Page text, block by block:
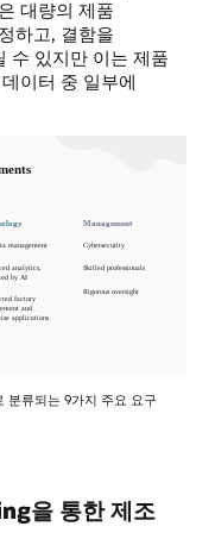
대량의 제품
하고, 결함을
수 있지만 이는 제품
이터 중 일부에
분류되는 9가지 주요 요구
을 통한 제조